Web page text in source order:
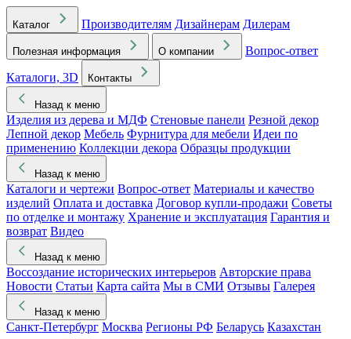
Каталог Производителям Дизайнерам Дилерам
Полезная информация О компании
Вопрос-ответ
Каталоги, 3D
Контакты
Назад к меню
Изделия из дерева и МДФ Стеновые панели Резной декор
Лепной декор Мебель Фурнитура для мебели Идеи по
применению Коллекции декора Образцы продукции
Назад к меню
Каталоги и чертежи Вопрос-ответ Материалы и качество
изделий Оплата и доставка Договор купли-продажи Советы
по отделке и монтажу Хранение и эксплуатация Гарантия и
возврат Видео
Назад к меню
Воссоздание исторических интерьеров Авторские права
Новости Статьи Карта сайта Мы в СМИ Отзывы Галерея
Назад к меню
Санкт-Петербург Москва Регионы РФ Беларусь Казахстан